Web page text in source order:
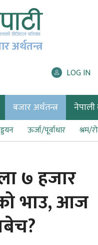
अर्थतन्त्र
LOG IN
बजार अर्थतन्त्र नेपाली
ऊर्जा/पूर्वाधार श्रम/
७ हजार
भाउ, आज